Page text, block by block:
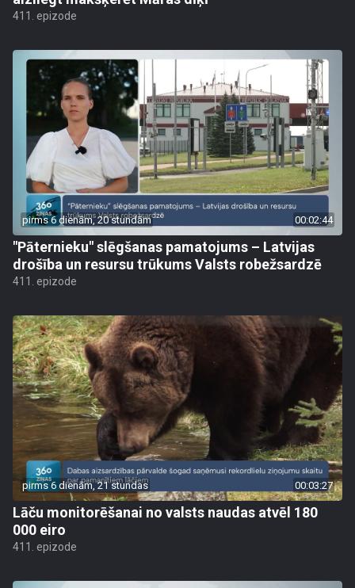
411. epizode
pirms 6 dienām, 20 stundām 00:02:44
"Pāternieku" slēgšanas pamatojums – Latvijas
drošība un resursu trūkums Valsts robežsardzē
411. epizode
pirms 6 dienām, 21 stundas 00:03:27
Lāču monitorēšanai no valsts naudas atvēl 180
000 eiro
411. epizode